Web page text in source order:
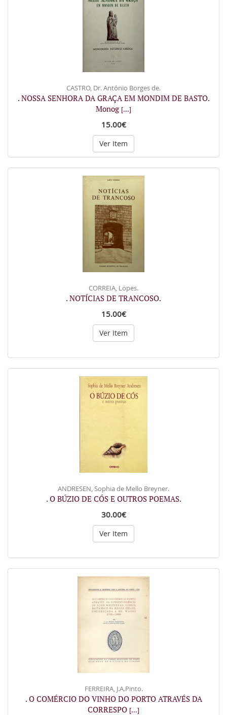
CASTRO, Dr. António Borges de.
. NOSSA SENHORA DA GRAÇA EM MONDIM DE BASTO.
Monog [...]
15.00€
Ver Item
CORREIA, Lopes.
. NOTÍCIAS DE TRANCOSO.
15.00€
Ver Item
ANDRESEN, Sophia de Mello Breyner.
. O BÚZIO DE CÓS E OUTROS POEMAS.
30.00€
Ver Item
FERREIRA, J.A.Pinto.
. O COMÉRCIO DO VINHO DO PORTO ATRAVÉS DA
CORRESPO [...]